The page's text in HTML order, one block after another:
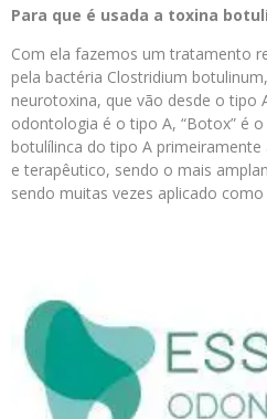
Para que é usada a toxina
Com ela fazemos um tratamento
pela bactéria Clostridium
neurotoxina, que vão desde o tipo
odontologia é o tipo A, “Botox” é
botulílinca do tipo A
e terapêutico, sendo o mais
sendo muitas vezes aplicado